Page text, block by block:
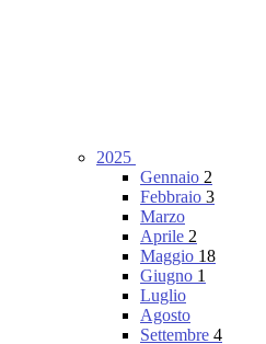
2025
Gennaio 2
Febbraio 3
Marzo
Aprile 2
Maggio 18
Giugno 1
Luglio
Agosto
Settembre 4